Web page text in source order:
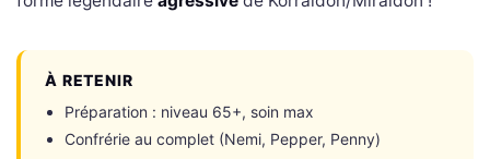
À RETENIR
Préparation : niveau 65+, soin max
Confrérie au complet (Nemi, Pepper, Penny)